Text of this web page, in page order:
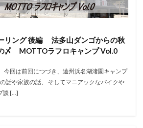
リング 後編 法多山ダンゴからの秋
〆 MOTTOラフロキャンプ Vol.0
今回は前回につづき、遠州浜名湖渚園キャンプ
話や家族の話、 そしてマニアックなバイクや
談 […]